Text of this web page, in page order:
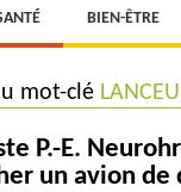
BIEN-ÊTRE
mot-clé
P.-E.
un avion